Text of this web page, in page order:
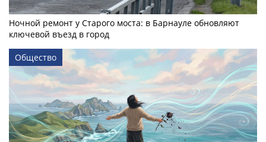
Ночной ремонт у Старого моста: в Барнауле обновляют
ключевой въезд в город
Общество